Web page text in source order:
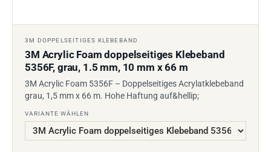
3M DOPPELSEITIGES KLEBEBAND
3M Acrylic Foam doppelseitiges Klebeband
5356F, grau, 1.5 mm, 10 mm x 66 m
3M Acrylic Foam 5356F – Doppelseitiges Acrylatklebeband
grau, 1,5 mm x 66 m. Hohe Haftung auf&hellip;
VARIANTE WÄHLEN